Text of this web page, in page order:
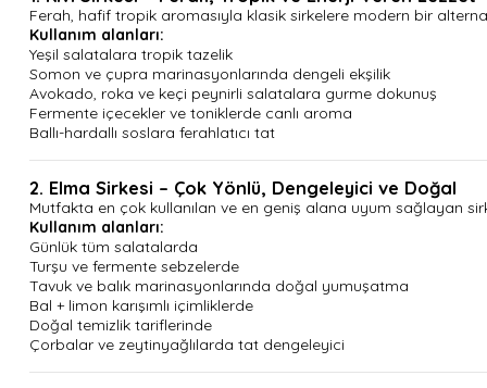
Ferah, hafif tropik aromasıyla klasik sirkelere modern bir
Kullanım alanları:
Yeşil salatalara tropik tazelik
Somon ve çupra marinasyonlarında dengeli ekşilik
Avokado, roka ve keçi peynirli salatalara gurme dokunuş
Fermente içecekler ve toniklerde canlı aroma
Ballı-hardallı soslara ferahlatıcı tat
2. Elma Sirkesi – Çok Yönlü, Dengeleyici ve Doğal
Mutfakta en çok kullanılan ve en geniş alana uyum sağlayan
Kullanım alanları:
Günlük tüm salatalarda
Turşu ve fermente sebzelerde
Tavuk ve balık marinasyonlarında doğal yumuşatma
Bal + limon karışımlı içimliklerde
Doğal temizlik tariflerinde
Çorbalar ve zeytinyağlılarda tat dengeleyici